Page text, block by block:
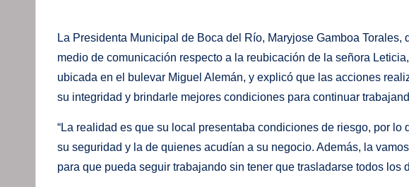
La Presidenta Municipal de Boca del Río, Maryjose Gamboa
medio de comunicación respecto a la reubicación de la señora
ubicada en el bulevar Miguel Alemán, y explicó que las acciones
su integridad y brindarle mejores condiciones para continuar
“La realidad es que su local presentaba condiciones de riesgo, por lo
su seguridad y la de quienes acudían a su negocio. Además, la
para que pueda seguir trabajando sin tener que trasladarse todos los